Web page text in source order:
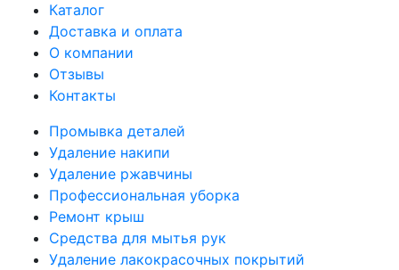
Каталог
Доставка и оплата
О компании
Отзывы
Контакты
Промывка деталей
Удаление накипи
Удаление ржавчины
Профессиональная уборка
Ремонт крыш
Средства для мытья рук
Удаление лакокрасочных покрытий